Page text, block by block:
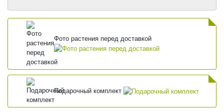
Фото растения перед доставкой
Подарочный комплект